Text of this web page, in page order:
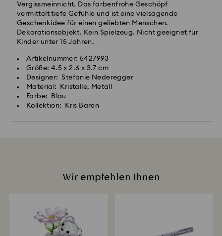
Vergissmeinnicht. Das farbenfrohe Geschöpf
vermittelt tiefe Gefühle und ist eine vielsagende
Geschenkidee für einen geliebten Menschen.
Dekorationsobjekt. Kein Spielzeug. Nicht geeignet für
Kinder unter 15 Jahren.
Artikelnummer: 5427993
Größe: 4.5 x 2.6 x 3.7 cm
Designer: Stefanie Nederegger
Material: Kristalle, Metall
Farbe: Blau
Kollektion: Kris Bären
Wir empfehlen Ihnen